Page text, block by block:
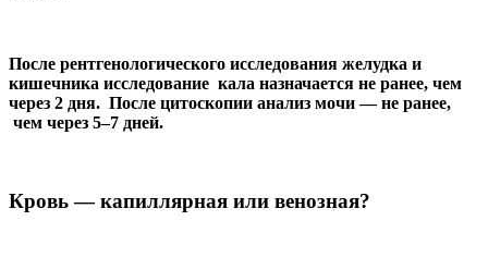
После рентгенологического исследования желудка и
кишечника исследование кала назначается не ранее, чем
через 2 дня. После цитоскопии анализ мочи — не ранее,
чем через 5–7 дней.
Кровь — капиллярная или венозная?